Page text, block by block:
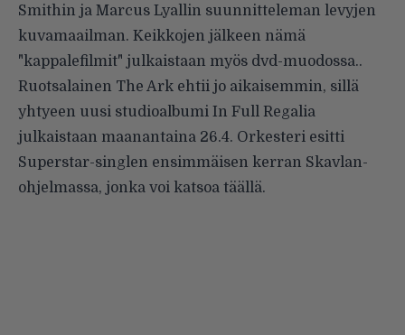
Smithin ja Marcus Lyallin suunnitteleman levyjen
kuvamaailman. Keikkojen jälkeen nämä
"kappalefilmit" julkaistaan myös dvd-muodossa..
Ruotsalainen The Ark ehtii jo aikaisemmin, sillä
yhtyeen uusi studioalbumi In Full Regalia
julkaistaan maanantaina 26.4. Orkesteri esitti
Superstar-singlen ensimmäisen kerran Skavlan-
ohjelmassa, jonka voi katsoa täällä.